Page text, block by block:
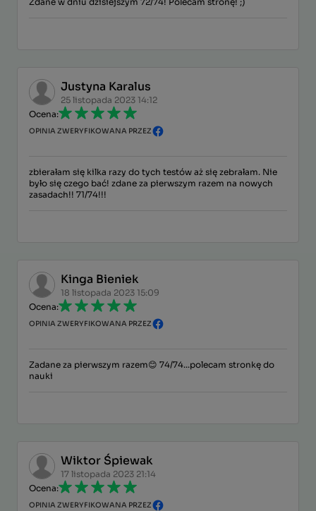
Justyna Karalus
25 listopada 2023 14:12
Ocena:
OPINIA ZWERYFIKOWANA PRZEZ
zbierałam się kilka razy do tych testów aż się zebrałam. Nie
było się czego bać! zdane za pierwszym razem na nowych
zasadach!! 71/74!!!
Kinga Bieniek
18 listopada 2023 15:09
Ocena:
OPINIA ZWERYFIKOWANA PRZEZ
Zadane za pierwszym razem😊 74/74...polecam stronkę do
nauki
Wiktor Śpiewak
17 listopada 2023 21:14
Ocena:
OPINIA ZWERYFIKOWANA PRZEZ